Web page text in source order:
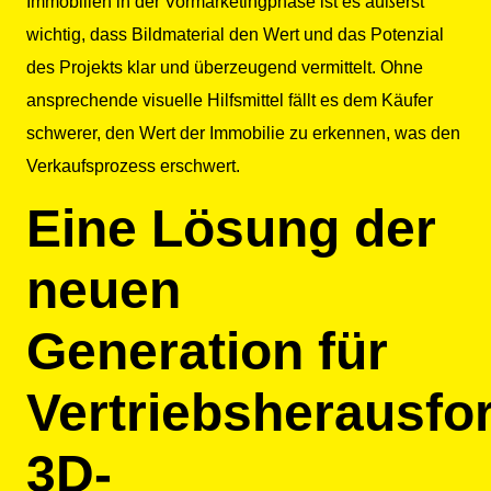
wichtig, dass Bildmaterial den Wert und das Potenzial
des Projekts klar und überzeugend vermittelt. Ohne
ansprechende visuelle Hilfsmittel fällt es dem Käufer
schwerer, den Wert der Immobilie zu erkennen, was den
Verkaufsprozess erschwert.
Eine Lösung der
neuen
Generation für
3D-